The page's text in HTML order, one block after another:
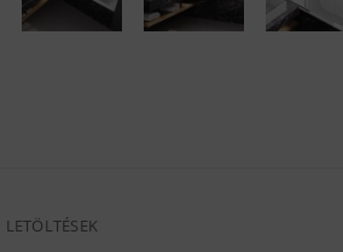
LETÖLTÉSEK